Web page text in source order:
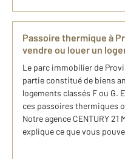
Passoire thermique à
vendre ou louer un
Le parc immobilier de
partie constitué de biens
logements classés F ou G.
ces passoires thermiques
Notre agence CENTURY
explique ce que vous